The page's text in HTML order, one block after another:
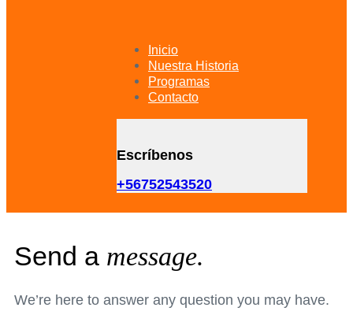
Inicio
Nuestra Historia
Programas
Contacto
Escríbenos
+56752543520
Send a message.
We’re here to answer any question you may have.